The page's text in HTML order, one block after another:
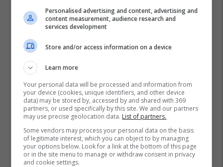
Personalised advertising and content, advertising and
content measurement, audience research and
services development
Store and/or access information on a device
Learn more
Your personal data will be processed and information from
your device (cookies, unique identifiers, and other device
data) may be stored by, accessed by and shared with 369
partners, or used specifically by this site. We and our partners
may use precise geolocation data. List of partners.
Some vendors may process your personal data on the basis
of legitimate interest, which you can object to by managing
your options below. Look for a link at the bottom of this page
or in the site menu to manage or withdraw consent in privacy
and cookie settings.